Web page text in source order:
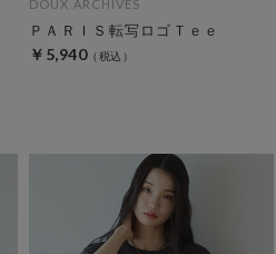
DOUX ARCHIVES
ＰＡＲＩＳ転写ロゴＴｅｅ
￥5,940